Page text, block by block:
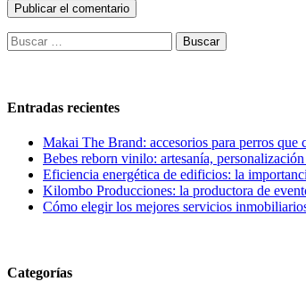
Buscar:
Entradas recientes
Makai The Brand: accesorios para perros
Bebes reborn vinilo: artesanía,
Eficiencia energética de edificios: la
Kilombo Producciones: la productora de
Cómo elegir los mejores servicios
Categorías